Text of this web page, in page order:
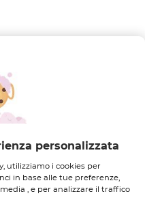
pH neutro e
è perfetta per tutti i
personalizzata
utilizziamo i cookies per
in base alle tue preferenze,
, e per analizzare il traffico